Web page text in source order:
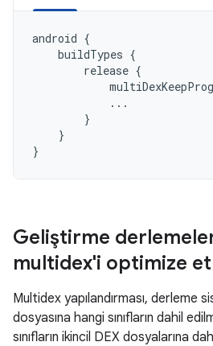
android {
buildTypes {
release {
...
}
}
}
Geliştirme
multidex'i optimize
Multidex yapılandırması, derleme
dosyasına hangi sınıfların dahil
sınıfların ikincil DEX dosyalarına